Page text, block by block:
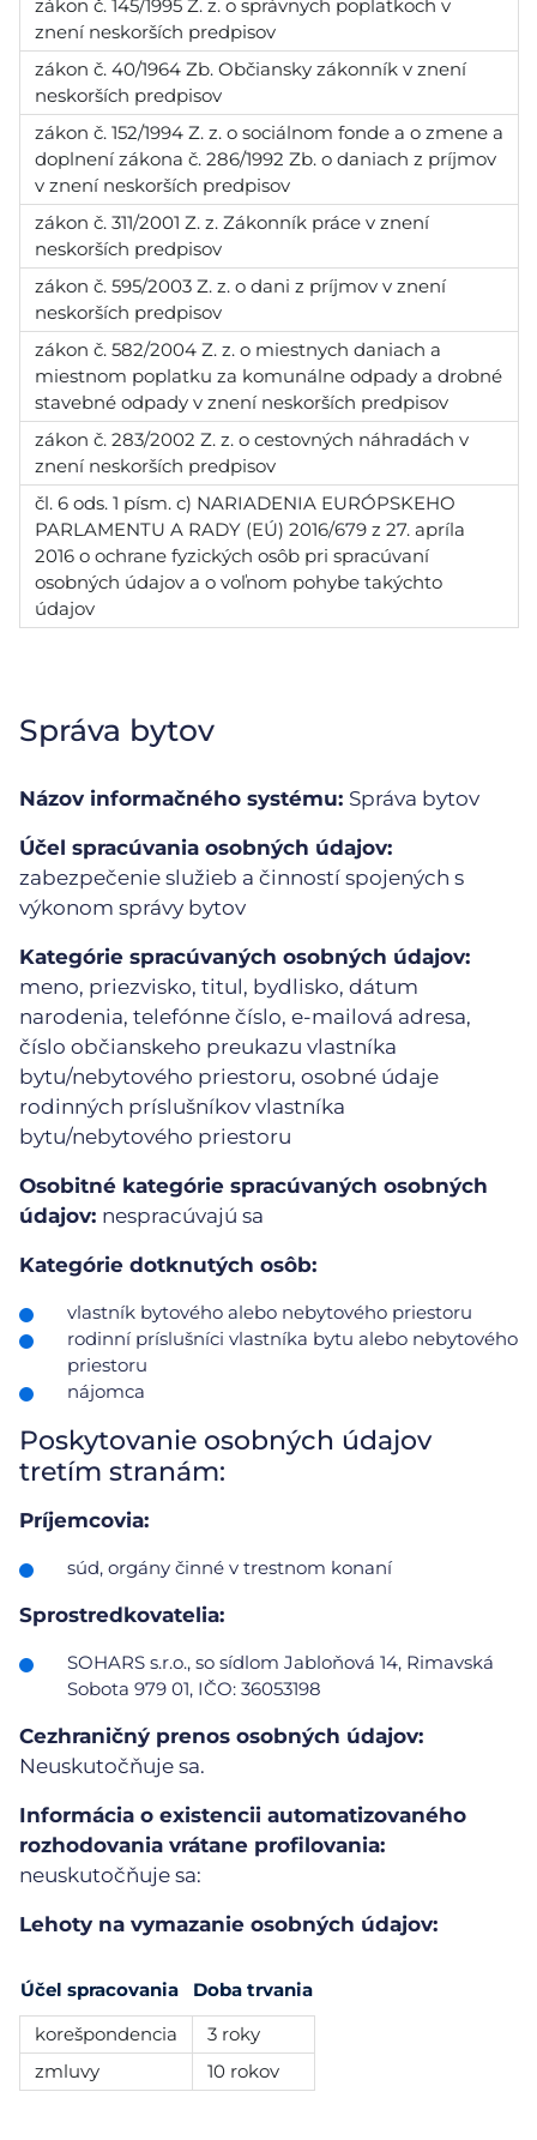
zákon č. 145/1995 Z. z. o správnych poplatkoch v
znení neskorších predpisov
zákon č. 40/1964 Zb. Občiansky zákonník v znení
neskorších predpisov
zákon č. 152/1994 Z. z. o sociálnom fonde a o zmene a
doplnení zákona č. 286/1992 Zb. o daniach z príjmov
v znení neskorších predpisov
zákon č. 311/2001 Z. z. Zákonník práce v znení
neskorších predpisov
zákon č. 595/2003 Z. z. o dani z príjmov v znení
neskorších predpisov
zákon č. 582/2004 Z. z. o miestnych daniach a
miestnom poplatku za komunálne odpady a drobné
stavebné odpady v znení neskorších predpisov
zákon č. 283/2002 Z. z. o cestovných náhradách v
znení neskorších predpisov
čl. 6 ods. 1 písm. c) NARIADENIA EURÓPSKEHO
PARLAMENTU A RADY (EÚ) 2016/679 z 27. apríla
2016 o ochrane fyzických osôb pri spracúvaní
osobných údajov a o voľnom pohybe takýchto
údajov
Správa bytov
Názov informačného systému: Správa bytov
Účel spracúvania osobných údajov:
zabezpečenie služieb a činností spojených s
výkonom správy bytov
Kategórie spracúvaných osobných údajov:
meno, priezvisko, titul, bydlisko, dátum
narodenia, telefónne číslo, e-mailová adresa,
číslo občianskeho preukazu vlastníka
bytu/nebytového priestoru, osobné údaje
rodinných príslušníkov vlastníka
bytu/nebytového priestoru
Osobitné kategórie spracúvaných osobných
údajov: nespracúvajú sa
Kategórie dotknutých osôb:
vlastník bytového alebo nebytového priestoru
rodinní príslušníci vlastníka bytu alebo nebytového
priestoru
nájomca
Poskytovanie osobných údajov
tretím stranám:
Príjemcovia:
súd, orgány činné v trestnom konaní
Sprostredkovatelia:
SOHARS s.r.o., so sídlom Jabloňová 14, Rimavská
Sobota 979 01, IČO: 36053198
Cezhraničný prenos osobných údajov:
Neuskutočňuje sa.
Informácia o existencii automatizovaného
rozhodovania vrátane profilovania:
neuskutočňuje sa:
Lehoty na vymazanie osobných údajov:
Účel spracovania
Doba trvania
korešpondencia
3 roky
zmluvy
10 rokov